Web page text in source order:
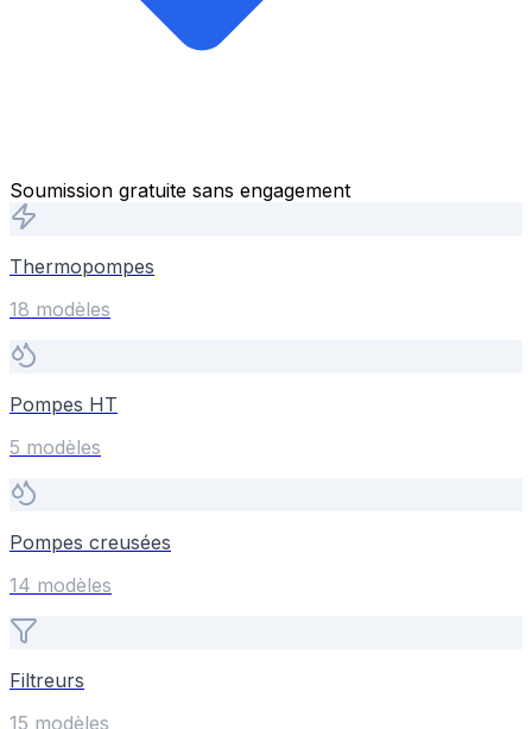
Soumission gratuite sans engagement
Thermopompes
18 modèles
Pompes HT
5 modèles
Pompes creusées
14 modèles
Filtreurs
15 modèles